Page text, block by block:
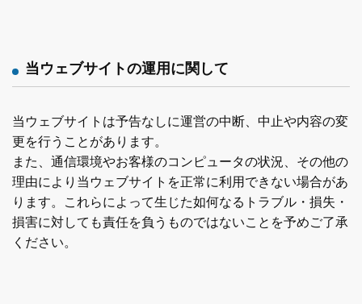
当ウェブサイトの運用に関して
当ウェブサイトは予告なしに運営の中断、中止や内容の変
更を行うことがあります。
また、通信環境やお客様のコンピュータの状況、その他の
理由により当ウェブサイトを正常に利用できない場合があ
ります。これらによって生じた如何なるトラブル・損失・
損害に対しても責任を負うものではないことを予めご了承
ください。